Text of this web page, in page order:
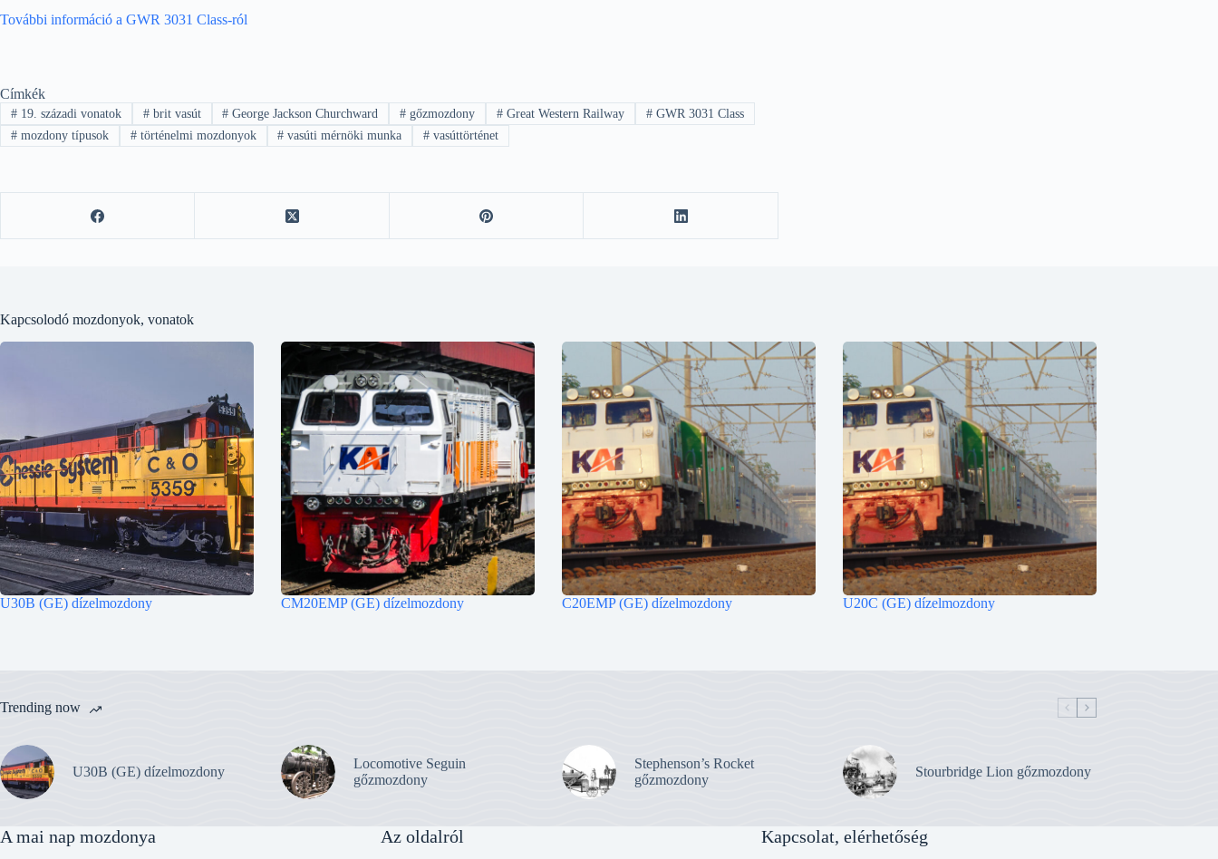
További információ a GWR 3031 Class-ról
Címkék
#19. századi vonatok #brit vasút # George Jackson Churchward # gőzmozdony # Great Western Railway #GWR 3031 Class
#mozdony típusok #történelmi mozdonyok # vasúti mérnöki munka # vasúttörténet
Kapcsolodó mozdonyok, vonatok
U30B (GE) dízelmozdony CM20EMP (GE) dízelmozdony C20EMP (GE) dízelmozdony U20C (GE) dízelmozdony
Trending now
U30B (GE) dízelmozdony
Locomotive Seguin
gőzmozdony
Stephenson’s Rocket
gőzmozdony
Stourbridge Lion gőzmozdony
A mai nap mozdonya Az oldalról Kapcsolat, elérhetőség